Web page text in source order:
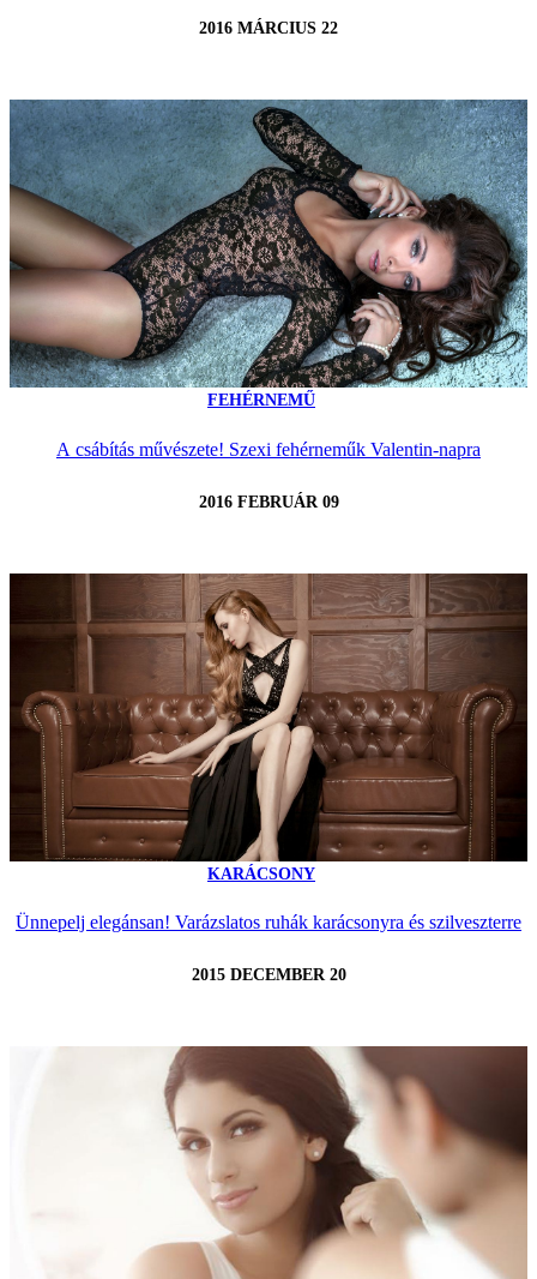
2016 MÁRCIUS 22
FEHÉRNEMŰ
A csábítás művészete! Szexi fehérneműk Valentin-napra
2016 FEBRUÁR 09
KARÁCSONY
Ünnepelj elegánsan! Varázslatos ruhák karácsonyra és szilveszterre
2015 DECEMBER 20